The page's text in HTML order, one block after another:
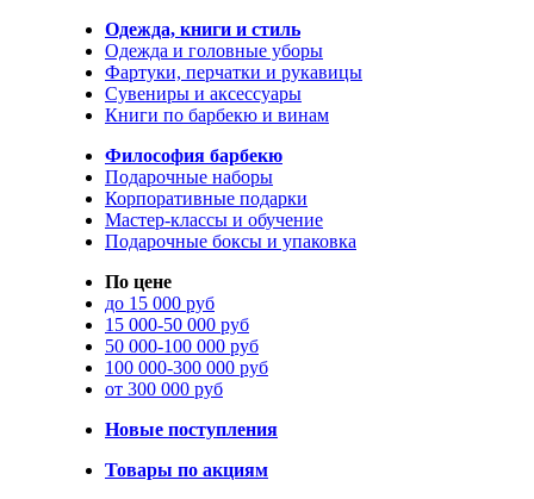
Одежда, книги и стиль
Одежда и головные уборы
Фартуки, перчатки и рукавицы
Сувениры и аксессуары
Книги по барбекю и винам
Философия барбекю
Подарочные наборы
Корпоративные подарки
Мастер-классы и обучение
Подарочные боксы и упаковка
По цене
до 15 000 руб
15 000-50 000 руб
50 000-100 000 руб
100 000-300 000 руб
от 300 000 руб
Новые поступления
Товары по акциям